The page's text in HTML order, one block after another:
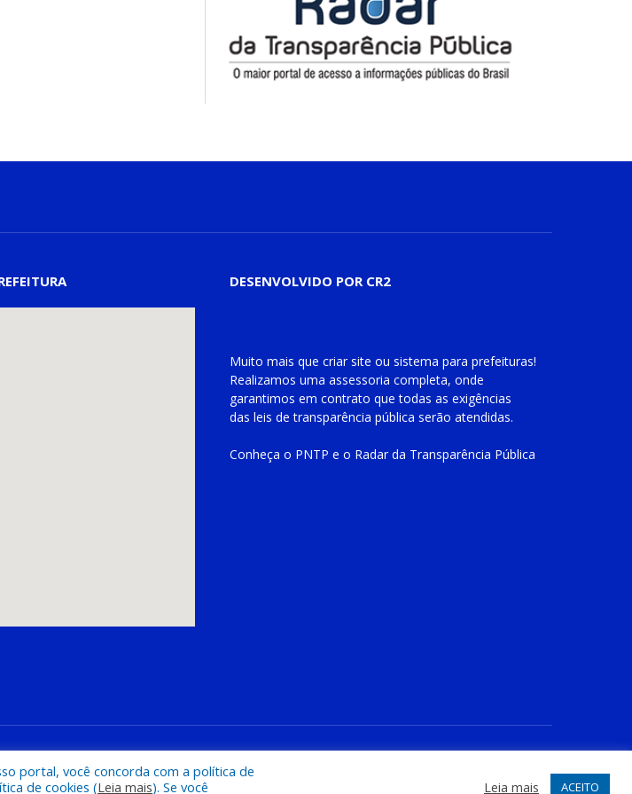
DESENVOLVIDO POR CR2
Muito mais que criar site ou sistema para prefeituras!
Realizamos uma assessoria completa, onde
garantimos em contrato que todas as exigências
das leis de transparência pública serão atendidas.
Conheça o PNTP e o Radar da Transparência Pública
portal, você concorda com a política de
de cookies (Leia mais). Se você Leia mais ACEITO